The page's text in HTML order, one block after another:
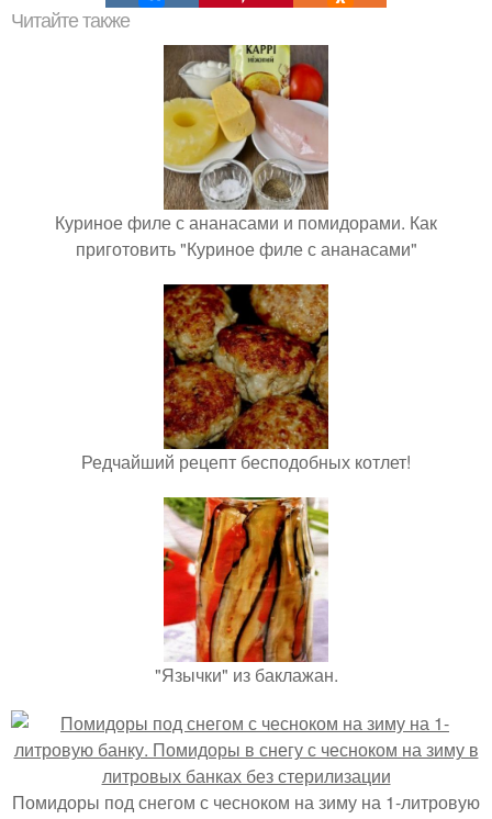
Читайте также
Куриное филе с ананасами и помидорами. Как
приготовить "Куриное филе с ананасами"
Редчайший рецепт бесподобных котлет!
"Язычки" из баклажан.
Помидоры под снегом с чесноком на зиму на 1-литровую